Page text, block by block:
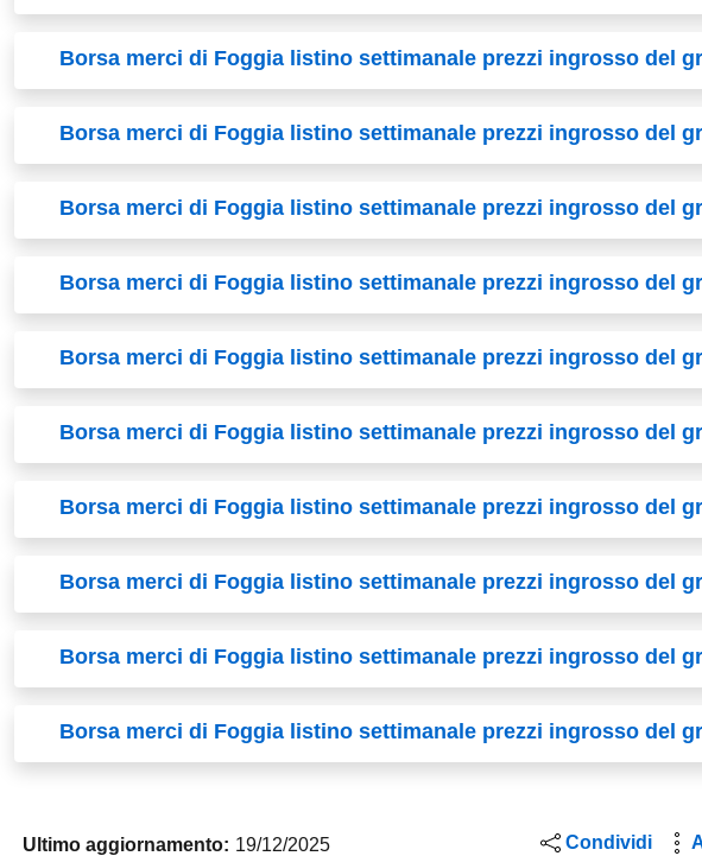
Borsa merci di Foggia listino settimanale prezzi ingrosso del
Borsa merci di Foggia listino settimanale prezzi ingrosso del
Borsa merci di Foggia listino settimanale prezzi ingrosso del
Borsa merci di Foggia listino settimanale prezzi ingrosso del
Borsa merci di Foggia listino settimanale prezzi ingrosso del
Borsa merci di Foggia listino settimanale prezzi ingrosso del
Borsa merci di Foggia listino settimanale prezzi ingrosso del
Borsa merci di Foggia listino settimanale prezzi ingrosso del
Borsa merci di Foggia listino settimanale prezzi ingrosso del
Borsa merci di Foggia listino settimanale prezzi ingrosso del
Ultimo aggiornamento: 19/12/2025 Condividi